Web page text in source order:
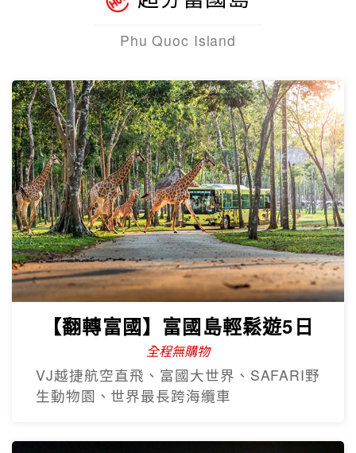
Phu Quoc Island
【翻轉富國】富國島輕鬆遊5日
全程無購物
VJ越捷航空直飛、富國大世界、SAFARI野
生動物園、世界最長跨海纜車